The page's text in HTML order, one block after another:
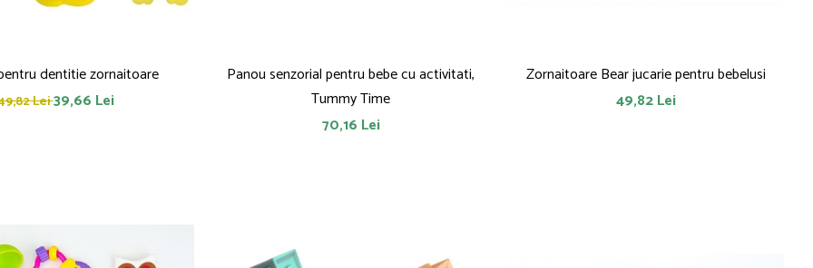
dentitie zornaitoare
Lei39,66 Lei
Panou senzorial pentru bebe cu activitati,
Tummy Time
70,16 Lei
Zornaitoare Bear jucarie pentru bebelusi
49,82 Lei